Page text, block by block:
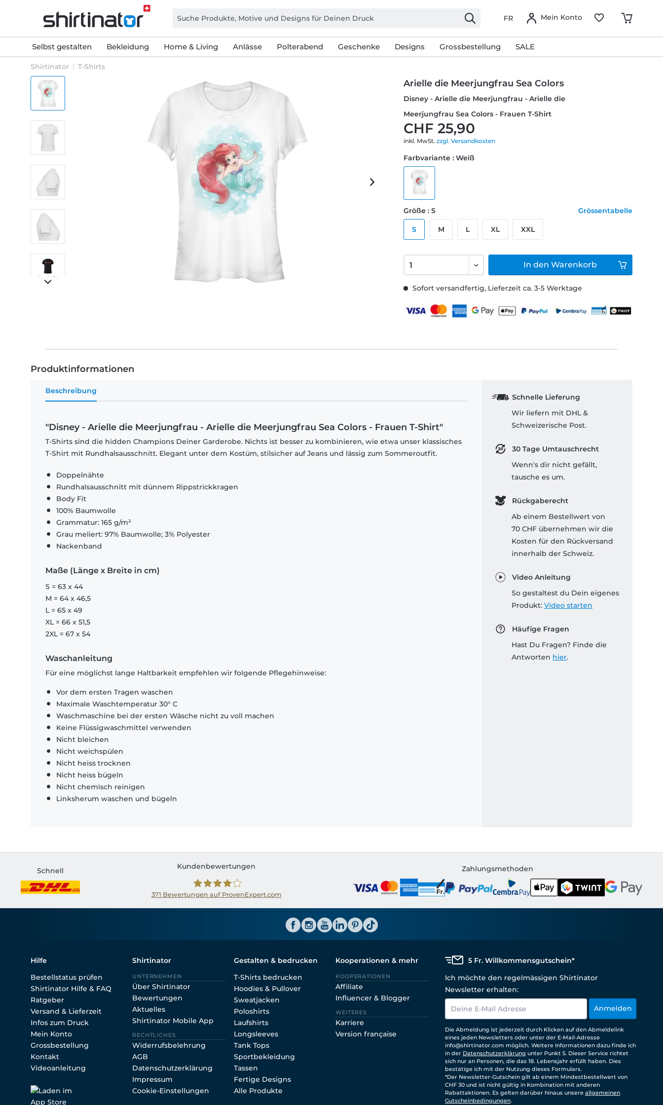
FR Mein Konto
Selbst gestalten Bekleidung Home & Living Anlässe Polterabend Geschenke Designs Grossbestellung SALE
Shirtinator T-Shirts
Arielle die Meerjungfrau Sea Colors
Disney - Arielle die Meerjungfrau - Arielle die
Meerjungfrau Sea Colors - Frauen T-Shirt
CHF 25,90
inkl. MwSt.zzgl. Versandkosten
Sofort versandfertig, Lieferzeit ca. 3-5 Werktage
Farbvariante : Weiß
Größe : S Grössentabelle
S M L XL XXL
In den Warenkorb
Produktinformationen
Beschreibung
"Disney - Arielle die Meerjungfrau - Arielle die Meerjungfrau Sea Colors - Frauen T-Shirt"
T-Shirts sind die hidden Champions Deiner Garderobe. Nichts ist besser zu kombinieren, wie etwa unser klassisches
T-Shirt mit Rundhalsausschnitt. Elegant unter dem Kostüm, stilsicher auf Jeans und lässig zum Sommeroutfit.
Doppelnähte
Rundhalsausschnitt mit dünnem Rippstrickkragen
Body Fit
100% Baumwolle
Grammatur: 165 g/m²
Grau meliert: 97% Baumwolle; 3% Polyester
Nackenband
Maße (Länge x Breite in cm)
S = 63 x 44
M = 64 x 46,5
L = 65 x 49
XL = 66 x 51,5
2XL = 67 x 54
Waschanleitung
Für eine möglichst lange Haltbarkeit empfehlen wir folgende Pflegehinweise:
Vor dem ersten Tragen waschen
Maximale Waschtemperatur 30° C
Waschmaschine bei der ersten Wäsche nicht zu voll machen
Keine Flüssigwaschmittel verwenden
Nicht bleichen
Nicht weichspülen
Nicht heiss trocknen
Nicht heiss bügeln
Nicht chemisch reinigen
Linksherum waschen und bügeln
Schnelle Lieferung
Wir liefern mit DHL &
Schweizerische Post.
30 Tage Umtauschrecht
Wenn's dir nicht gefällt,
tausche es um.
Rückgaberecht
Ab einem Bestellwert von
70 CHF übernehmen wir die
Kosten für den Rückversand
innerhalb der Schweiz.
Video Anleitung
So gestaltest du Dein eigenes
Produkt: Video starten
Häufige Fragen
Hast Du Fragen? Finde die
Antworten hier.
Schnell
Kundenbewertungen
371 Bewertungen auf ProvenExpert.com
Zahlungsmethoden
Hilfe
Bestellstatus prüfen
Shirtinator Hilfe & FAQ
Ratgeber
Versand & Lieferzeit
Infos zum Druck
Mein Konto
Grossbestellung
Kontakt
Videoanleitung
Shirtinator
UNTERNEHMEN
Über Shirtinator
Bewertungen
Aktuelles
Shirtinator Mobile App
RECHTLICHES
Widerrufsbelehrung
AGB
Datenschutzerklärung
Impressum
Cookie-Einstellungen
Gestalten & bedrucken
T-Shirts bedrucken
Hoodies & Pullover
Sweatjacken
Poloshirts
Laufshirts
Longsleeves
Tank Tops
Sportbekleidung
Tassen
Fertige Designs
Alle Produkte
Kooperationen & mehr
KOOPERATIONEN
Affiliate
Influencer & Blogger
WEITERES
Karriere
Version française
5 Fr. Willkommensgutschein*
Ich möchte den regelmässigen Shirtinator
Newsletter erhalten:
Anmelden
Die Abmeldung ist jederzeit durch Klicken auf den Abmeldelink
eines jeden Newsletters oder unter der E-Mail-Adresse
info@shirtinator.com möglich. Weitere Informationen dazu finde ich
in der Datenschutzerklärung unter Punkt 5. Dieser Service richtet
sich nur an Personen, die das 18. Lebensjahr erfüllt haben. Dies
bestätige ich mit der Nutzung dieses Formulars.
*Der Newsletter-Gutschein gilt ab einem Mindestbestellwert von
CHF 30 und ist nicht gültig in Kombination mit anderen
Rabattaktionen. Es gelten darüber hinaus unsere allgemeinen
Gutscheinbedingungen.